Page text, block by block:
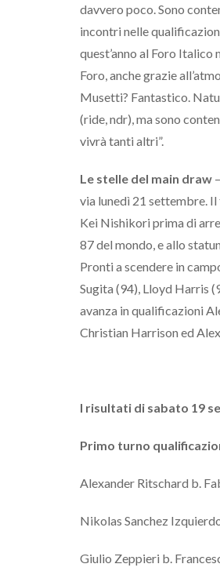
davvero poco. Sono
incontri nelle
quest’anno al Foro
Foro, anche grazie
Musetti? Fantastico.
(ride, ndr), ma sono
vivrà tanti altri”.
Le stelle del main draw
via lunedì 21 settembre.
Kei Nishikori prima di
87 del mondo, e allo
Pronti a scendere in
Sugita (94), Lloyd Harris
avanza in qualificazioni
Christian Harrison ed
I risultati di sabato 19
Primo turno
Alexander Ritschard b.
Nikolas Sanchez
Giulio Zeppieri b.